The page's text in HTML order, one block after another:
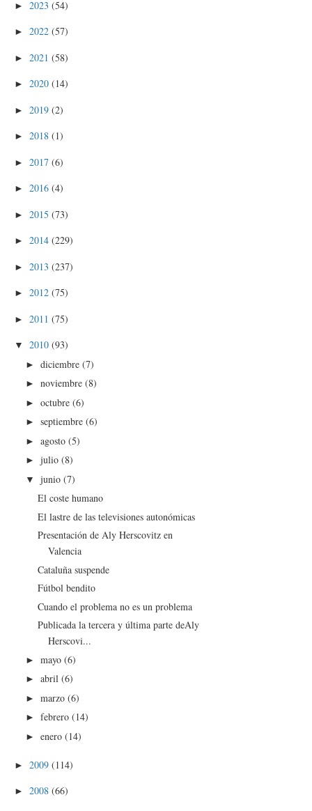
► 2023 (54)
► 2022 (57)
► 2021 (58)
► 2020 (14)
► 2019 (2)
► 2018 (1)
► 2017 (6)
► 2016 (4)
► 2015 (73)
► 2014 (229)
► 2013 (237)
► 2012 (75)
► 2011 (75)
▼ 2010 (93)
►diciembre(7)
►noviembre(8)
►octubre(6)
►septiembre(6)
►agosto(5)
►julio(8)
▼junio(7)
El coste humano
El lastre de las televisiones autonómicas
Presentación de Aly Herscovitz en
Valencia
Cataluña suspende
Fútbol bendito
Cuando el problema no es un problema
Publicada la tercera y última parte deAly
Herscovi...
►mayo(6)
►abril(6)
►marzo(6)
►febrero(14)
►enero(14)
► 2009 (114)
► 2008 (66)